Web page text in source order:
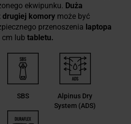
ekwipunku. Duża
drugiej komory może być
przenoszenia laptopa
cm lub tabletu.
SBS
Alpinus Dry
System (ADS)